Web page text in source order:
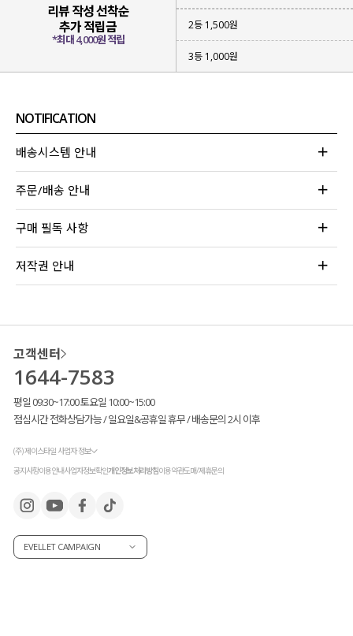
리뷰 작성 선착순
추가 적립금
*최대 4,000원 적립
2등 1,500원
3등 1,000원
NOTIFICATION
배송시스템 안내
주문/배송 안내
구매 필독 사항
저작권 안내
고객센터
1644-7583
평일 09:30~17:00 토요일 10:00~15:00
점심시간 전화상담가능 / 일요일&공휴일 휴무 / 배송문의 2시 이후
(주) 제이스타일 사업자 정보
공지사항이용안내사업자정보확인개인정보처리방침이용약관도매/제휴문의
EVELLET CAMPAIGN